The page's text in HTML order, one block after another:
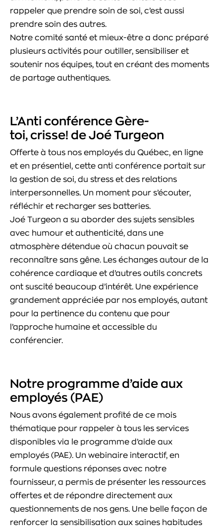
rappeler que prendre soin de soi, c’est aussi
prendre soin des autres.
Notre comité santé et mieux-être a donc préparé
plusieurs activités pour outiller, sensibiliser et
soutenir nos équipes, tout en créant des moments
de partage authentiques.
L’Anti conférence Gère-
toi, crisse! de Joé Turgeon
Offerte à tous nos employés du Québec, en ligne
et en présentiel, cette anti conférence portait sur
la gestion de soi, du stress et des relations
interpersonnelles. Un moment pour s’écouter,
réfléchir et recharger ses batteries.
Joé Turgeon a su aborder des sujets sensibles
avec humour et authenticité, dans une
atmosphère détendue où chacun pouvait se
reconnaître sans gêne. Les échanges autour de la
cohérence cardiaque et d’autres outils concrets
ont suscité beaucoup d’intérêt. Une expérience
grandement appréciée par nos employés, autant
pour la pertinence du contenu que pour
l’approche humaine et accessible du
conférencier.
Notre programme d’aide aux
employés (PAE)
Nous avons également profité de ce mois
thématique pour rappeler à tous les services
disponibles via le programme d’aide aux
employés (PAE). Un webinaire interactif, en
formule questions réponses avec notre
fournisseur, a permis de présenter les ressources
offertes et de répondre directement aux
questionnements de nos gens. Une belle façon de
renforcer la sensibilisation aux saines habitudes